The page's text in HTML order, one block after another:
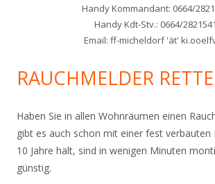
Handy Kommandant: 0664/
Handy Kdt-Stv.: 0664/2821541
Email: ff-micheldorf 'ät'
RAUCHMELDER
Haben Sie in allen Wohnräumen einen
gibt es auch schon mit einer fest verbauten
10 Jahre hält, sind in wenigen Minuten
günstig.